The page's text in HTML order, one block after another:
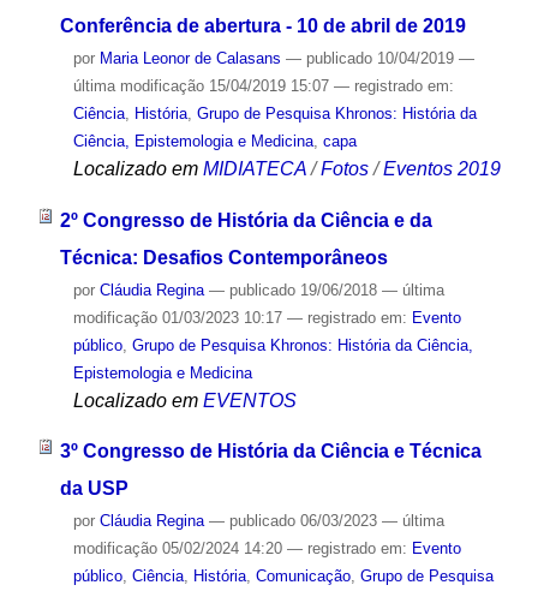
Conferência de abertura - 10 de abril de 2019
por Maria Leonor de Calasans — publicado10/04/2019 —
última modificação15/04/2019 15:07 — registrado em:
Ciência, História, Grupo de Pesquisa Khronos: História da
Ciência, Epistemologia e Medicina, capa
Localizado em MIDIATECA /Fotos /Eventos 2019
2º Congresso de História da Ciência e da
Técnica: Desafios Contemporâneos
por Cláudia Regina — publicado19/06/2018 — última
modificação01/03/2023 10:17 — registrado em: Evento
público, Grupo de Pesquisa Khronos: História da Ciência,
Epistemologia e Medicina
Localizado em EVENTOS
3º Congresso de História da Ciência e Técnica
da USP
por Cláudia Regina — publicado06/03/2023 — última
modificação05/02/2024 14:20 — registrado em: Evento
público, Ciência, História, Comunicação, Grupo de Pesquisa